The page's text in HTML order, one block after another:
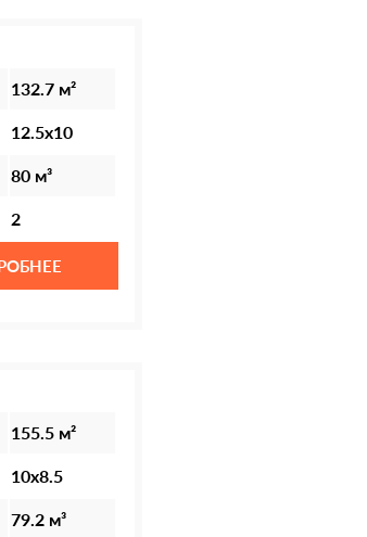
132.7 м²
12.5х10
80 м³
2
155.5 м²
10х8.5
79.2 м³